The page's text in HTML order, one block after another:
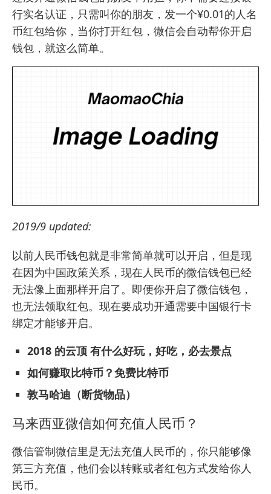
行实名认证，只需叫你的朋友，发一个¥0.01的人名
币红包给你，当你打开红包，微信会自动帮你开启
钱包，就这么简单。
2019/9 updated:
以前人民币钱包就是非常简单就可以开启，但是现
在因为中国政策关系，现在人民币的微信钱包已经
无法像上面那样开启了。即便你开启了微信钱包，
也无法领取红包。现在要成功开通需要中国银行卡
绑定才能够开启。
2018 的云顶 有什么好玩，好吃，必去景点
如何赚取比特币？免费比特币
敦马哈迪（断货物品）
马来西亚微信如何充值人民币？
微信管制微信里是无法充值人民币的，你只能够像
第三方充值，他们会以转账或者红包方式发给你人
民币。